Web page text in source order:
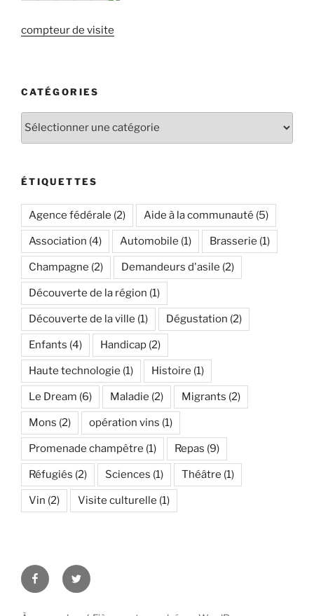
compteur de visite
CATÉGORIES
Catégories
ÉTIQUETTES
Agence fédérale (2) Aide à la communauté (5)
Association (4) Automobile (1) Brasserie (1)
Champagne (2) Demandeurs d'asile (2)
Découverte de la région (1)
Découverte de la ville (1) Dégustation (2)
Enfants (4) Handicap (2)
Haute technologie (1) Histoire (1)
Le Dream (6) Maladie (2) Migrants (2)
Mons (2) opération vins (1)
Promenade champêtre (1) Repas (9)
Réfugiés (2) Sciences (1) Théâtre (1)
Vin (2) Visite culturelle (1)
FacebookTwitter